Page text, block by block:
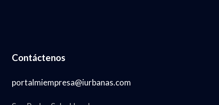
Contáctenos
portalmiempresa@iurbanas.com